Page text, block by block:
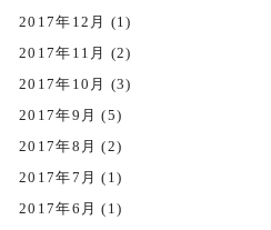
2017年12月 (1)
2017年11月 (2)
2017年10月 (3)
2017年9月 (5)
2017年8月 (2)
2017年7月 (1)
2017年6月 (1)